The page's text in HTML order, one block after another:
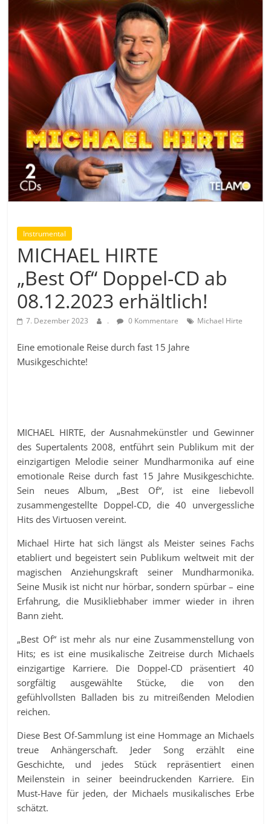
Instrumental
MICHAEL HIRTE
„Best Of“ Doppel-CD ab
08.12.2023 erhältlich!
7. Dezember 2023 . 0 Kommentare Michael Hirte
Eine emotionale Reise durch fast 15 Jahre
Musikgeschichte!
MICHAEL HIRTE, der Ausnahmekünstler und Gewinner
des Supertalents 2008, entführt sein Publikum mit der
einzigartigen Melodie seiner Mundharmonika auf eine
emotionale Reise durch fast 15 Jahre Musikgeschichte.
Sein neues Album, „Best Of“, ist eine liebevoll
zusammengestellte Doppel-CD, die 40 unvergessliche
Hits des Virtuosen vereint.
Michael Hirte hat sich längst als Meister seines Fachs
etabliert und begeistert sein Publikum weltweit mit der
magischen Anziehungskraft seiner Mundharmonika.
Seine Musik ist nicht nur hörbar, sondern spürbar – eine
Erfahrung, die Musikliebhaber immer wieder in ihren
Bann zieht.
„Best Of“ ist mehr als nur eine Zusammenstellung von
Hits; es ist eine musikalische Zeitreise durch Michaels
einzigartige Karriere. Die Doppel-CD präsentiert 40
sorgfältig ausgewählte Stücke, die von den
gefühlvollsten Balladen bis zu mitreißenden Melodien
reichen.
Diese Best Of-Sammlung ist eine Hommage an Michaels
treue Anhängerschaft. Jeder Song erzählt eine
Geschichte, und jedes Stück repräsentiert einen
Meilenstein in seiner beeindruckenden Karriere. Ein
Must-Have für jeden, der Michaels musikalisches Erbe
schätzt.